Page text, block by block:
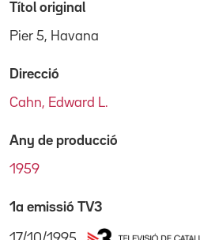
Títol original
Pier 5, Havana
Direcció
Cahn, Edward L.
Any de producció
1959
1a emissió TV3